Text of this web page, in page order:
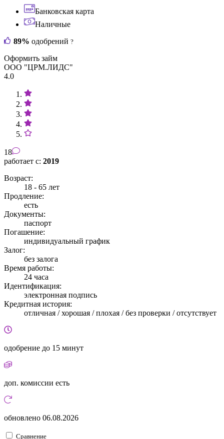
Банковская карта
Наличные
89% одобрений ?
Оформить займ
ООО "ЦРМ.ЛИДС"
4.0
18
работает с: 2019
Возраст:
18 - 65 лет
Продление:
есть
Документы:
паспорт
Погашение:
индивидуальный график
Залог:
без залога
Время работы:
24 часа
Идентификация:
электронная подпись
Кредитная история:
отличная / хорошая / плохая / без проверки / отсутствует
одобрение до 15 минут
доп. комиссии есть
обновлено 06.08.2026
Сравнение